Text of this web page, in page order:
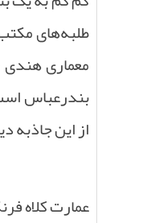
طلبه‌های
معماری
بندرعباس
از این
عمارت کلاه